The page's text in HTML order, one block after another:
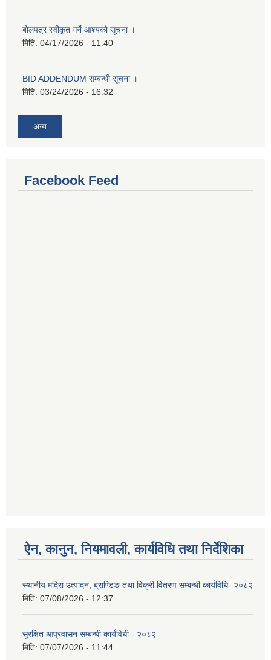
बोलपत्र स्वीकृत गर्ने आश्यको सूचना ।
मिति: 04/17/2026 - 11:40
BID ADDENDUM सम्बन्धी सूचना ।
मिति: 03/24/2026 - 16:32
अन्य
Facebook Feed
ऐन, कानुन, नियमावली, कार्यविधि तथा निर्देशिका
स्थानीय मदिरा उत्पादन, ब्राण्डिङ तथा विक्री वितरण सम्बन्धी कार्यविधि- २०८२
मिति: 07/08/2026 - 12:37
सुरक्षित आप्रवासन सम्बन्धी कार्यविधी - २०८२
मिति: 07/07/2026 - 11:44